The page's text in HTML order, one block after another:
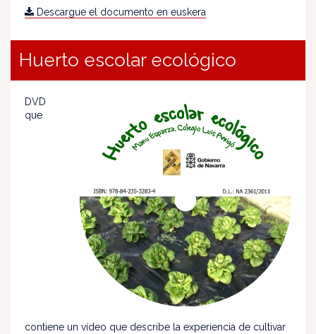
Descargue el documento en euskera
Huerto escolar ecológico
DVD
que
contiene un vídeo que describe la experiencia de cultivar